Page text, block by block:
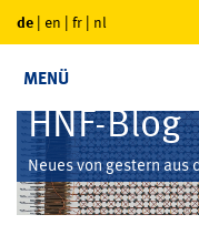
de | en | fr | nl
MENÜ
HNF-Blog
Neues von gestern